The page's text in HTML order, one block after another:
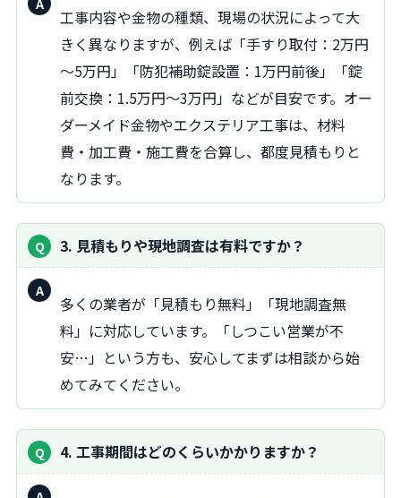
答：
工事内容や金物の種類、現場の状況によって大
きく異なりますが、例えば「手すり取付：2万円
～5万円」「防犯補助錠設置：1万円前後」「錠
前交換：1.5万円～3万円」などが目安です。オー
ダーメイド金物やエクステリア工事は、材料
費・加工費・施工費を合算し、都度見積もりと
なります。
3. 見積もりや現地調査は有料ですか？
答：
多くの業者が「見積もり無料」「現地調査無
料」に対応しています。「しつこい営業が不
安…」という方も、安心してまずは相談から始
めてみてください。
4. 工事期間はどのくらいかかりますか？